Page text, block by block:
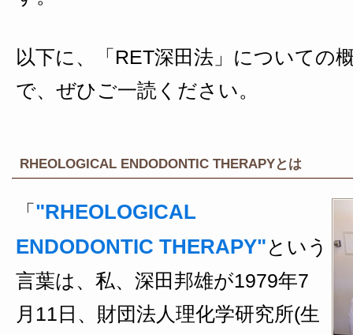
以下に、「RET深田法」についての
で、ぜひご一読ください。
RHEOLOGICAL ENDODONTIC THERAPYとは
「 "RHEOLOGICAL
ENDODONTIC THERAPY"という
言葉は、私、深田邦雄が1979年7
月11日、財団法人理化学研究所(生